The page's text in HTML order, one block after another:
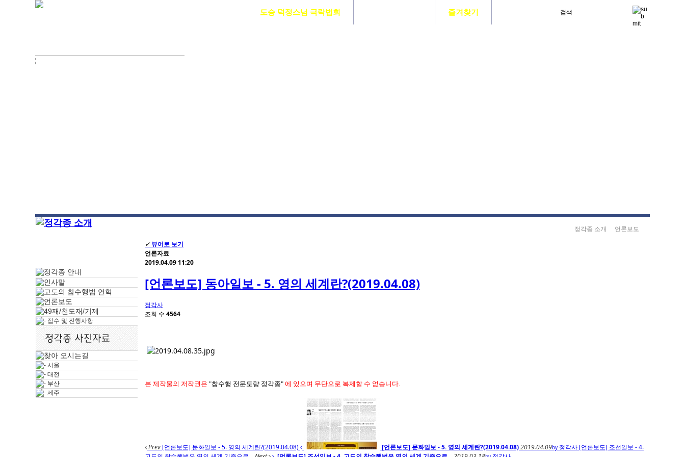
도승 덕정스님 극락법회 즐겨찾기
정각종 소개 언론보도
✔뷰어로 보기
언론자료
2019.04.09 11:20
[언론보도] 동아일보 - 5. 영의 세계란?(2019.04.08)
정각사
조회 수 4564
본 제작물의 저작권은 "참수행 전문도량 정각종" 에 있으며 무단으로 복제할 수 없습니다.
Prev [언론보도] 문화일보 - 5. 영의 세계란?(2019.04.08) [언론보도] 문화일보 - 5. 영의 세계란?(2019.04.08)2019.04.09by 정각사 [언론보도] 조선일보 - 4.